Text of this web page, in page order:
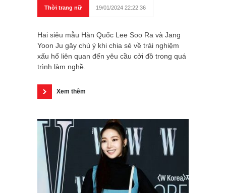
Thời trang nữ 19/01/2024 22:22:36
Hai siêu mẫu Hàn Quốc Lee Soo Ra và Jang
Yoon Ju gây chú ý khi chia sẻ về trải nghiệm
xấu hổ liên quan đến yêu cầu cởi đồ trong quá
trình làm nghề.
Xem thêm